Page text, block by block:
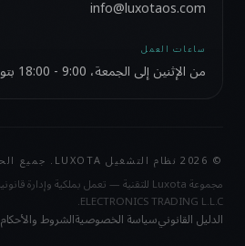
info@luxotaos.com
ساعات العمل
من الإثنين إلى الجمعة، 9:00 - 18:00 بتوقيت الإمارات
© 2026 نظام التشغيل LUXOTA. جميع الحقوق محفوظة.
ELECTRONICS TRADING L.L.C.
الدليل القانونيسياسة الخصوصيةالشروط والأحكام